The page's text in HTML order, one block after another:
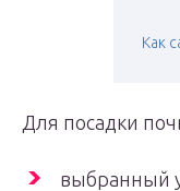
Как
Для посадки
выбранный